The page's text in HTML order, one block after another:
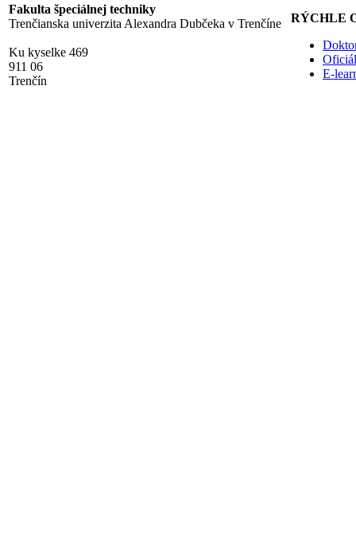
Fakulta špeciálnej techniky
Trenčianska univerzita Alexandra Dubčeka v Trenčíne
Ku kyselke 469
911 06
Trenčín
RÝCHLE
E-